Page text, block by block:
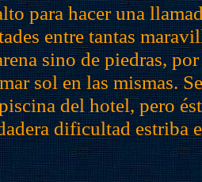
para hacer una
entre tantas
sino de piedras,
sol en las mismas.
del hotel, pero
dificultad estriba